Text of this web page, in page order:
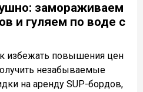
замораживаем
и гуляем по воде с
избежать повышения цен
незабываемые
на аренду SUP-бордов,